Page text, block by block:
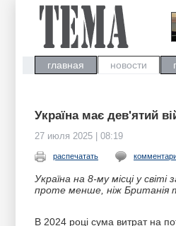
главная новости
Україна має дев'ятий
27 июля 2025 | 08:19
распечатать
Україна на 8-му місці у
проте менше, ніж Британія
В 2024 році сума витрат на